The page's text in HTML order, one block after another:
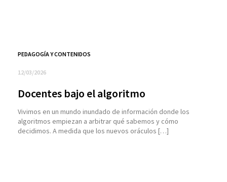
PEDAGOGÍA Y CONTENIDOS
12/03/2026
Docentes bajo el algoritmo
Vivimos en un mundo inundado de información donde los
algoritmos empiezan a arbitrar qué sabemos y cómo
decidimos. A medida que los nuevos oráculos […]